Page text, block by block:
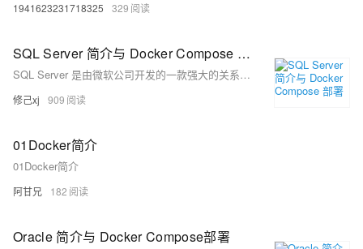
1941623231718325 329
SQL Server 简介与 Docker Compose 部署
SQL Server 是由微软公司开发的一款强大的关系型数据库管理系统（RDBMS），广泛应用于企业级应用程序和数据存储。使用 Docker Compose，您可以轻松地将 SQL Server 实例部署到容器化环境中，并方便地进行数据库管理。在本文中，我将简要介绍 SQL Server 的基本概念，并详细阐述如何使用 Docker Compose 部署 SQL Server 容器。
修己xj 909
01Docker简介
01Docker简介
阿甘兄 182
Oracle 简介与 Docker Compose部署